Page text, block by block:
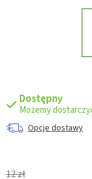
Dostępny
Opcje dostawy
12 zł